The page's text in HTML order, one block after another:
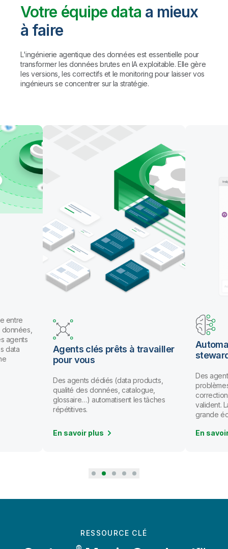
de vos données
Les règles personnalisées et les agents IA détectent
et profilent les problèmes de qualité, puis proposent
Automatisez la gestion du data warehouse,
des lakehouses et du data lake prêt pour l'IA
avec des agents de codage comme Claude Code
et GitHub Copilot, ou utilisez l'assistant IA de Qlik
pour travailler en langage naturel.
Votre équipe data a mieux
à faire
L'ingénierie agentique des données est essentielle pour
transformer les données brutes en IA exploitable. Elle gère
les versions, les correctifs et le monitoring pour laisser vos
ingénieurs se concentrer sur la stratégie.
entre
agents
data
Agents clés prêts à travailler
pour vous
Des agents dédiés (data products,
qualité des données, catalogue,
glossaire…) automatisent les tâches
répétitives.
En savoir plus
Des
valident.
grande
En
RESSOURCE CLÉ